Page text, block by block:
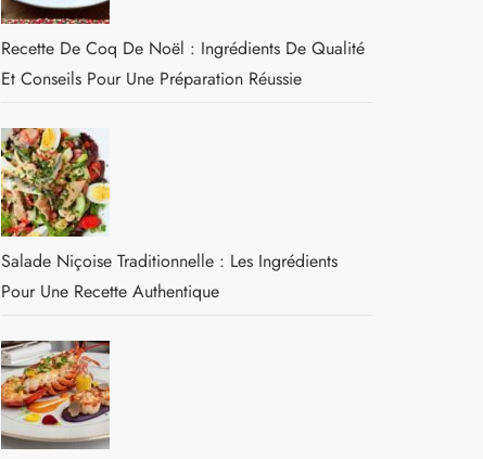
Recette De Coq De Noël : Ingrédients De Qualité
Et Conseils Pour Une Préparation Réussie
Salade Niçoise Traditionnelle : Les Ingrédients
Pour Une Recette Authentique